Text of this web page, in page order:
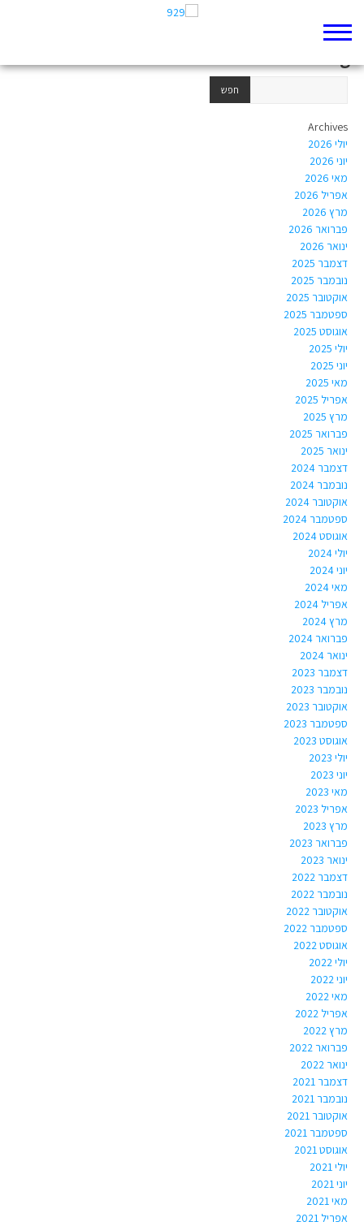
Author Archives:
1001526831@edu-
Archives
יולי 2026
יוני 2026
מאי 2026
אפריל 2026
מרץ 2026
פברואר 2026
ינואר 2026
דצמבר 2025
נובמבר 2025
אוקטובר 2025
ספטמבר 2025
אוגוסט 2025
יולי 2025
יוני 2025
מאי 2025
אפריל 2025
מרץ 2025
פברואר 2025
ינואר 2025
דצמבר 2024
נובמבר 2024
אוקטובר 2024
ספטמבר 2024
אוגוסט 2024
יולי 2024
יוני 2024
מאי 2024
אפריל 2024
מרץ 2024
פברואר 2024
ינואר 2024
דצמבר 2023
נובמבר 2023
אוקטובר 2023
ספטמבר 2023
אוגוסט 2023
יולי 2023
יוני 2023
מאי 2023
אפריל 2023
מרץ 2023
פברואר 2023
ינואר 2023
דצמבר 2022
נובמבר 2022
אוקטובר 2022
ספטמבר 2022
אוגוסט 2022
יולי 2022
יוני 2022
מאי 2022
אפריל 2022
מרץ 2022
פברואר 2022
ינואר 2022
דצמבר 2021
נובמבר 2021
אוקטובר 2021
ספטמבר 2021
אוגוסט 2021
יולי 2021
יוני 2021
מאי 2021
אפריל 2021